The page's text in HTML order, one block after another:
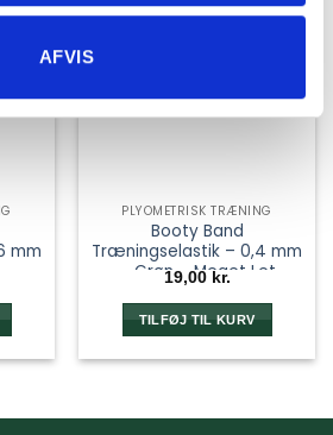
AFVIS
mm
PLYOMETRISK TRÆNING
Booty Band
Træningselastik – 0,4 mm
– Grøn – Meget Let
19,00 kr.
TILFØJ TIL KURV